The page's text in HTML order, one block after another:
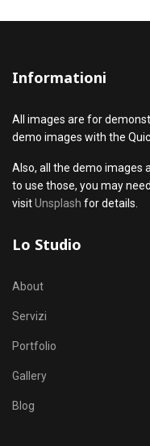
Informationi
All images are for
demo images with the
Also, all the demo images
to use those, you may
visitUnsplash for details.
Lo Studio
About
Servizi
Portfolio
Gallery
Blog